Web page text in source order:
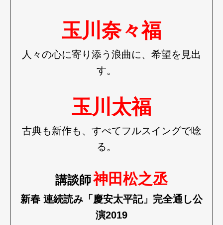
玉川奈々福
人々の心に寄り添う浪曲に、希望を見出
す。
玉川太福
古典も新作も、すべてフルスイングで唸
る。
講談師神田松之丞
新春 連続読み「慶安太平記」完全通し公
演2019